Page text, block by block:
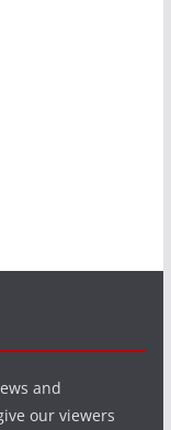
and
our viewers